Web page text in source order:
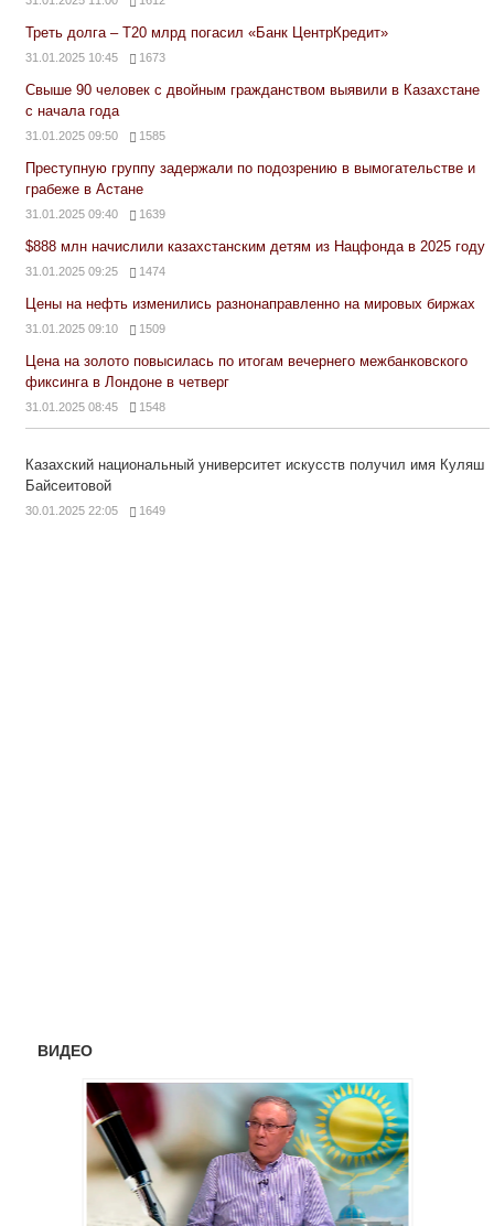
Треть долга – Т20 млрд погасил «Банк ЦентрКредит»
31.01.2025 10:45 1673
Свыше 90 человек с двойным гражданством выявили в Казахстане
с начала года
31.01.2025 09:50 1585
Преступную группу задержали по подозрению в вымогательстве и
грабеже в Астане
31.01.2025 09:40 1639
$888 млн начислили казахстанским детям из Нацфонда в 2025 году
31.01.2025 09:25 1474
Цены на нефть изменились разнонаправленно на мировых биржах
31.01.2025 09:10 1509
Цена на золото повысилась по итогам вечернего межбанковского
фиксинга в Лондоне в четверг
31.01.2025 08:45 1548
Казахский национальный университет искусств получил имя Куляш
Байсеитовой
30.01.2025 22:05 1649
ВИДЕО